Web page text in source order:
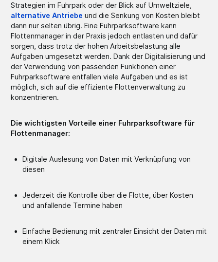
Strategien im Fuhrpark oder der Blick auf Umweltziele,
alternative Antriebe und die Senkung von Kosten bleibt
dann nur selten übrig. Eine Fuhrparksoftware kann
Flottenmanager in der Praxis jedoch entlasten und dafür
sorgen, dass trotz der hohen Arbeitsbelastung alle
Aufgaben umgesetzt werden. Dank der Digitalisierung und
der Verwendung von passenden Funktionen einer
Fuhrparksoftware entfallen viele Aufgaben und es ist
möglich, sich auf die effiziente Flottenverwaltung zu
konzentrieren.
Die wichtigsten Vorteile einer Fuhrparksoftware für
Flottenmanager:
Digitale Auslesung von Daten mit Verknüpfung von
diesen
Jederzeit die Kontrolle über die Flotte, über Kosten
und anfallende Termine haben
Einfache Bedienung mit zentraler Einsicht der Daten mit
einem Klick